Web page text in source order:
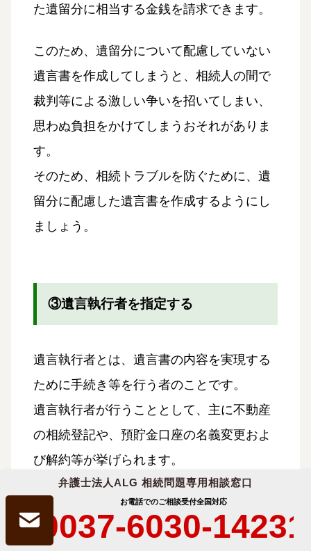
弁護士法人ALG 相続問題専用相談窓口
お電話でのご相談受付全国対応
0037-6030-14231
た遺留分に相当する金銭を請求できます。
このため、遺留分について配慮していない
遺言書を作成してしまうと、相続人の間で
裁判等による激しい争いを招いてしまい、
思わぬ負担をかけてしまうおそれがありま
す。
そのため、相続トラブルを防ぐために、遺
留分に配慮した遺言書を作成するようにし
ましょう。
③遺言執行者を指定する
遺言執行者とは、遺言書の内容を実現する
ために手続き等を行う者のことです。
遺言執行者が行うこととして、主に不動産
の相続登記や、預貯金口座の名義変更およ
び解約等が挙げられます。
相続人が多い場合等では、全員で集まるな
どして相続手続きを進めるよりも、遺言執